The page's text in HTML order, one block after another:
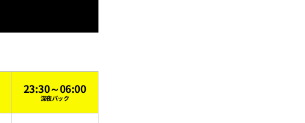
23:30～06:00
深夜パック